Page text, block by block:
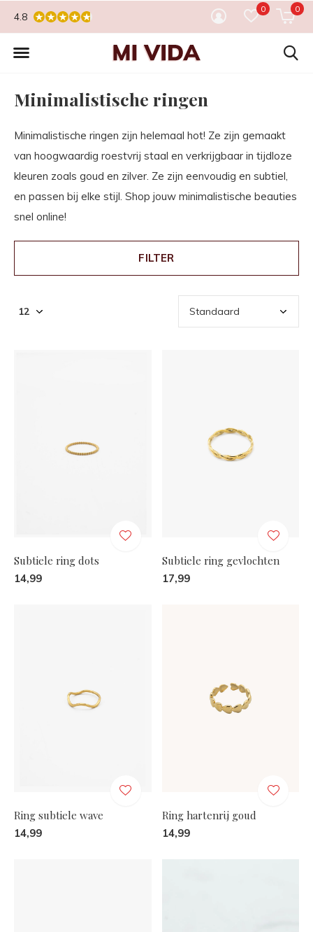
0 0
4.8
Minimalistische ringen
Minimalistische ringen zijn helemaal hot! Ze zijn gemaakt
van hoogwaardig roestvrij staal en verkrijgbaar in tijdloze
kleuren zoals goud en zilver. Ze zijn eenvoudig en subtiel,
en passen bij elke stijl. Shop jouw minimalistische beauties
snel online!
FILTER
Subtiele ring dots
14,99
Subtiele ring gevlochten
17,99
Ring subtiele wave
14,99
Ring hartenrij goud
14,99